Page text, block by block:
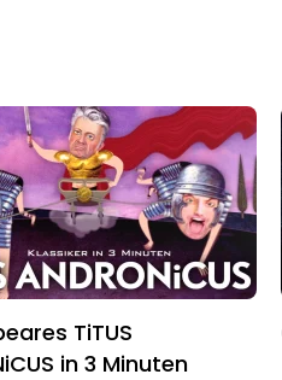
TiTUS
in 3 Minuten